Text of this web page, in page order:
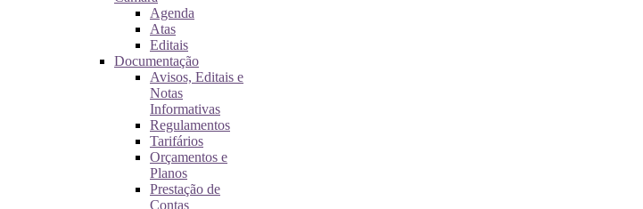
Agenda
Atas
Editais
Documentação
Avisos, Editais e
Notas
Informativas
Regulamentos
Tarifários
Orçamentos e
Planos
Prestação de
Contas